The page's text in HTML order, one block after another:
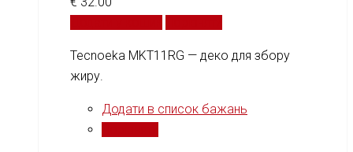
Tecnoeka MKT11RG — деко для збору
жиру.
Додати в список бажань